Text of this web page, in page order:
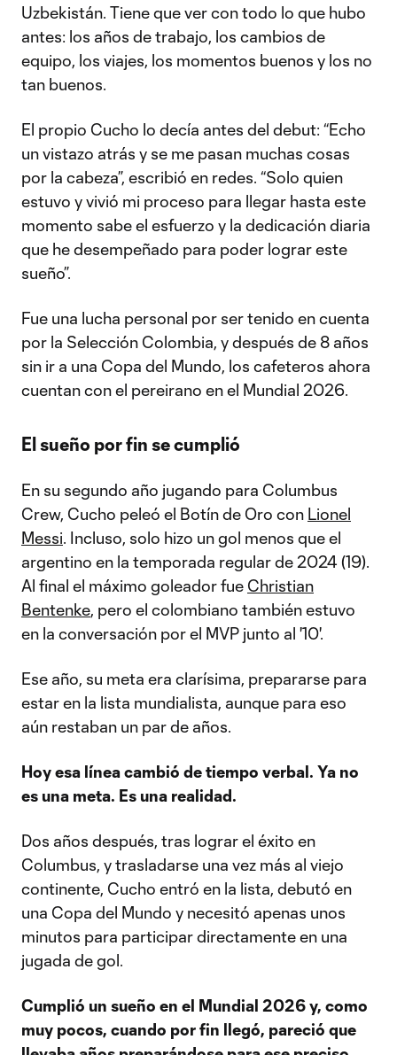
Uzbekistán. Tiene que ver con todo lo que hubo
antes: los años de trabajo, los cambios de
equipo, los viajes, los momentos buenos y los no
tan buenos.
El propio Cucho lo decía antes del debut: “Echo
un vistazo atrás y se me pasan muchas cosas
por la cabeza”, escribió en redes. “Solo quien
estuvo y vivió mi proceso para llegar hasta este
momento sabe el esfuerzo y la dedicación diaria
que he desempeñado para poder lograr este
sueño”.
Fue una lucha personal por ser tenido en cuenta
por la Selección Colombia, y después de 8 años
sin ir a una Copa del Mundo, los cafeteros ahora
cuentan con el pereirano en el Mundial 2026.
El sueño por fin se cumplió
En su segundo año jugando para Columbus
Crew, Cucho peleó el Botín de Oro con Lionel
Messi. Incluso, solo hizo un gol menos que el
argentino en la temporada regular de 2024 (19).
Al final el máximo goleador fue Christian
Bentenke, pero el colombiano también estuvo
en la conversación por el MVP junto al '10'.
Ese año, su meta era clarísima, prepararse para
estar en la lista mundialista, aunque para eso
aún restaban un par de años.
Hoy esa línea cambió de tiempo verbal. Ya no
es una meta. Es una realidad.
Dos años después, tras lograr el éxito en
Columbus, y trasladarse una vez más al viejo
continente, Cucho entró en la lista, debutó en
una Copa del Mundo y necesitó apenas unos
minutos para participar directamente en una
jugada de gol.
Cumplió un sueño en el Mundial 2026 y, como
muy pocos, cuando por fin llegó, pareció que